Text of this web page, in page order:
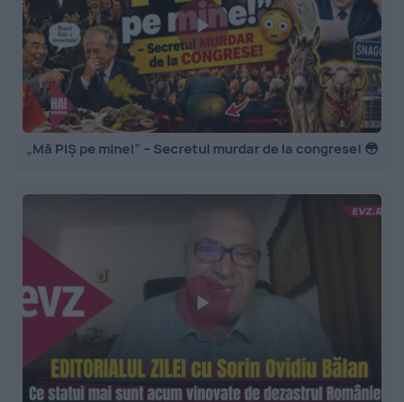
„Mă PIȘ pe mine!” – Secretul murdar de la congrese! 😳